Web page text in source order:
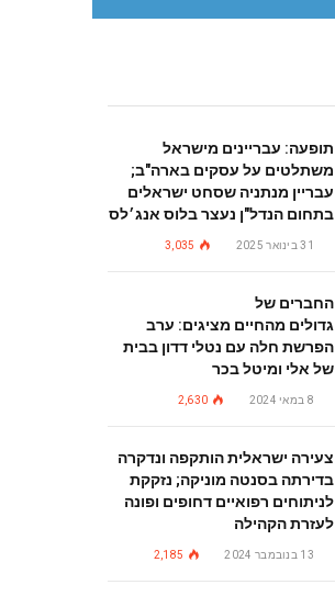
תופעה: עבריינים מישראל
משתלטים על עסקים בארה"ב;
עבריין מנתניה שסחט ישראלים
בתחום הנדל"ן נעצר בלוס אנג׳לס
31 בינואר 2025 3,035
החברים של
גדולים מהחיים מציגים: ערב
הפרשת חלה עם נטלי דדון בבית
של אלי ומיטל בכר
8 במאי 2024 2,630
צעירה ישראלית הותקפה ונדקרה
בדירתה בסנטה מוניקה; נזקקת
לניתוחים רפואיים דחופים ופונה
לעזרת הקהילה
13 בנובמבר 2024 2,185